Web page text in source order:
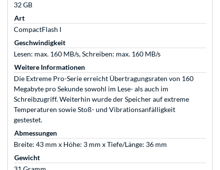
32 GB
Art
CompactFlash I
Geschwindigkeit
Lesen: max. 160 MB/s, Schreiben: max. 160 MB/s
Weitere Informationen
Die Extreme Pro-Serie erreicht Übertragungsraten von 160
Megabyte pro Sekunde sowohl im Lese- als auch im
Schreibzugriff. Weiterhin wurde der Speicher auf extreme
Temperaturen sowie Stoß- und Vibrationsanfälligkeit
gestestet.
Abmessungen
Breite: 43 mm x Höhe: 3 mm x Tiefe/Länge: 36 mm
Gewicht